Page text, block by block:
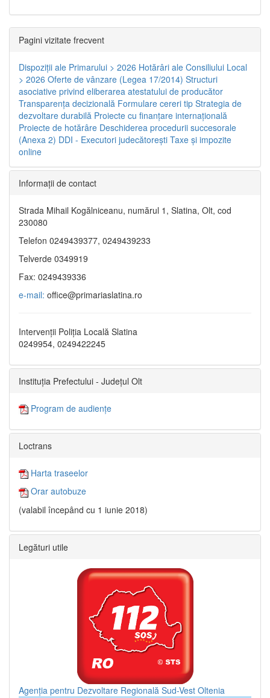
Pagini vizitate frecvent
Dispoziţii ale Primarului > 2026 Hotărâri ale Consiliului Local
> 2026 Oferte de vânzare (Legea 17/2014) Structuri
asociative privind eliberarea atestatului de producător
Transparenţa decizională Formulare cereri tip Strategia de
dezvoltare durabilă Proiecte cu finanţare internaţională
Proiecte de hotărâre Deschiderea procedurii succesorale
(Anexa 2) DDI - Executori judecătorești Taxe şi impozite
online
Informaţii de contact
Strada Mihail Kogălniceanu, numărul 1, Slatina, Olt, cod
230080
Telefon 0249439377, 0249439233
Telverde 0349919
Fax: 0249439336
e-mail: office@primariaslatina.ro
Intervenții Poliția Locală Slatina
0249954, 0249422245
Instituția Prefectului - Județul Olt
Program de audiențe
Loctrans
Harta traseelor
Orar autobuze
(valabil începând cu 1 iunie 2018)
Legături utile
Agenția pentru Dezvoltare Regională Sud-Vest Oltenia